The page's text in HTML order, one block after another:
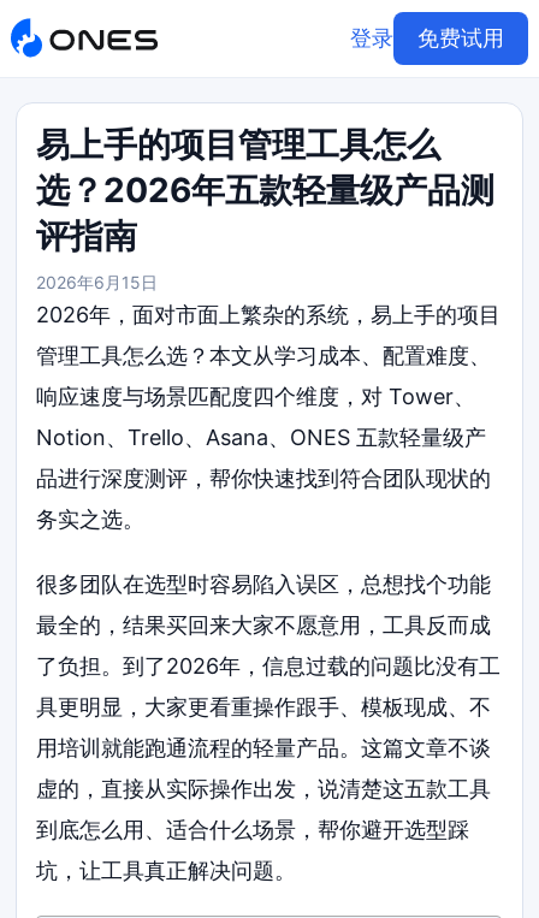
登录 免费试用
易上手的项目管理工具怎么
选？2026年五款轻量级产品测
评指南
2026年6月15日
2026年，面对市面上繁杂的系统，易上手的项目
管理工具怎么选？本文从学习成本、配置难度、
响应速度与场景匹配度四个维度，对 Tower、
Notion、Trello、Asana、ONES 五款轻量级产
品进行深度测评，帮你快速找到符合团队现状的
务实之选。
很多团队在选型时容易陷入误区，总想找个功能
最全的，结果买回来大家不愿意用，工具反而成
了负担。到了2026年，信息过载的问题比没有工
具更明显，大家更看重操作跟手、模板现成、不
用培训就能跑通流程的轻量产品。这篇文章不谈
虚的，直接从实际操作出发，说清楚这五款工具
到底怎么用、适合什么场景，帮你避开选型踩
坑，让工具真正解决问题。